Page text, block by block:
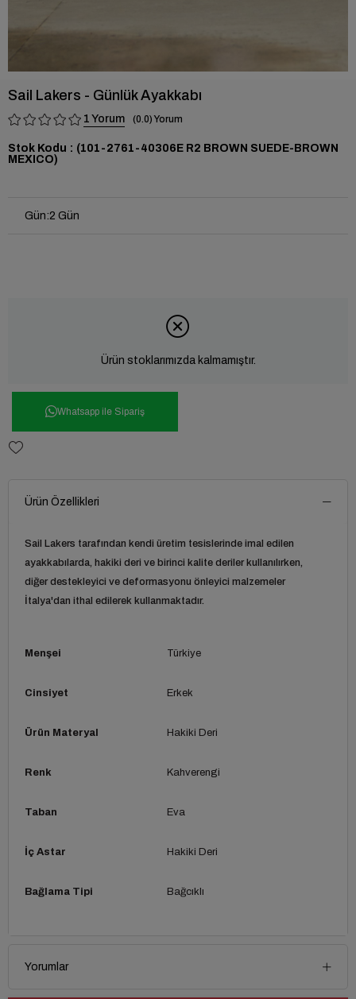
Sail Lakers - Günlük Ayakkabı
1 0.0
Stok Kodu
(101-2761-40306E R2 BROWN SUEDE-BROWN
MEXICO)
Gün:2 Gün
Ürün stoklarımızda kalmamıştır.
Whatsapp ile Sipariş
Ürün Özellikleri
Sail Lakers tarafından kendi üretim tesislerinde imal edilen
ayakkabılarda, hakiki deri ve birinci kalite deriler kullanılırken,
diğer destekleyici ve deformasyonu önleyici malzemeler
İtalya'dan ithal edilerek kullanmaktadır.
Menşei Türkiye
Cinsiyet Erkek
Ürün Materyal Hakiki Deri
Renk Kahverengi
Taban Eva
İç Astar Hakiki Deri
Bağlama Tipi Bağcıklı
Yorumlar